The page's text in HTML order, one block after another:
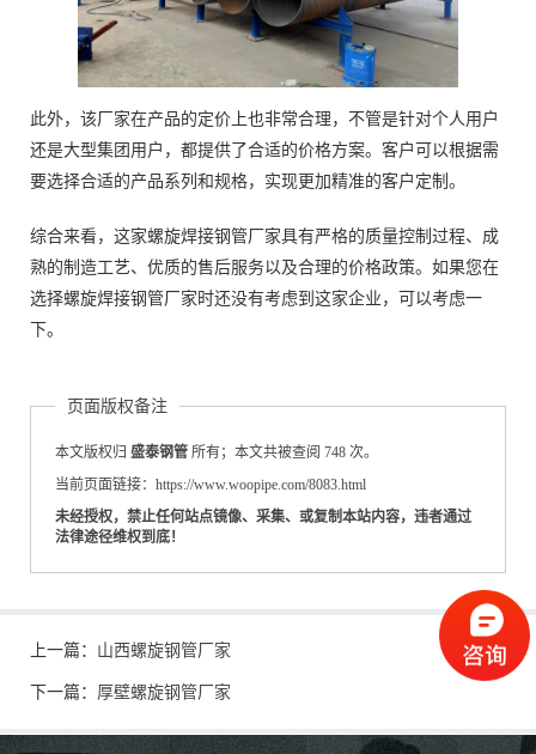
此外，该厂家在产品的定价上也非常合理，不管是针对个人用户
还是大型集团用户，都提供了合适的价格方案。客户可以根据需
要选择合适的产品系列和规格，实现更加精准的客户定制。
综合来看，这家螺旋焊接钢管厂家具有严格的质量控制过程、成
熟的制造工艺、优质的售后服务以及合理的价格政策。如果您在
选择螺旋焊接钢管厂家时还没有考虑到这家企业，可以考虑一
下。
页面版权备注
本文版权归 盛泰钢管 所有；本文共被查阅 748 次。
当前页面链接：https://www.woopipe.com/8083.html
未经授权，禁止任何站点镜像、采集、或复制本站内容，违者通过
法律途径维权到底！
上一篇： 山西螺旋钢管厂家
下一篇： 厚壁螺旋钢管厂家